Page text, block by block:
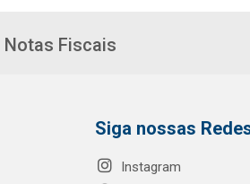
Notas Fiscais
Siga nossas
Instagram